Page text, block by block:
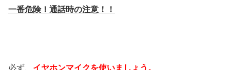
一番危険！通話時の注意！！
必ず、 イヤホンマイクを使いましょう。